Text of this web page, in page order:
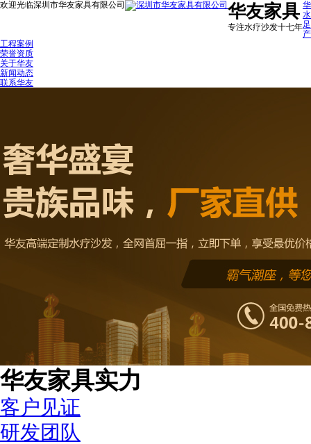
欢迎光临深圳市华友家具有限公司 华友家具
专注水疗沙发十七年
工程案例
荣誉资质
关于华友
新闻动态
联系华友
华友家具实力
客户见证
研发团队